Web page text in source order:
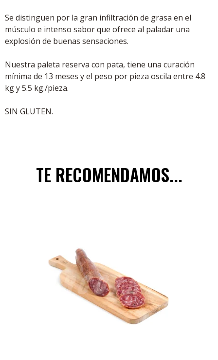
Se distinguen por la gran infiltración de grasa en el
músculo e intenso sabor que ofrece al paladar una
explosión de buenas sensaciones.
Nuestra paleta reserva con pata, tiene una curación
mínima de 13 meses y el peso por pieza oscila entre 4.8
kg y 5.5 kg./pieza.
SIN GLUTEN.
TE RECOMENDAMOS...